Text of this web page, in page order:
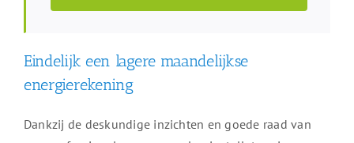
Eindelijk een lagere maandelijkse
energierekening
Dankzij de deskundige inzichten en goede raad van